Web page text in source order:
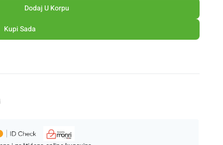
Dodaj U Korpu
Kupi Sada